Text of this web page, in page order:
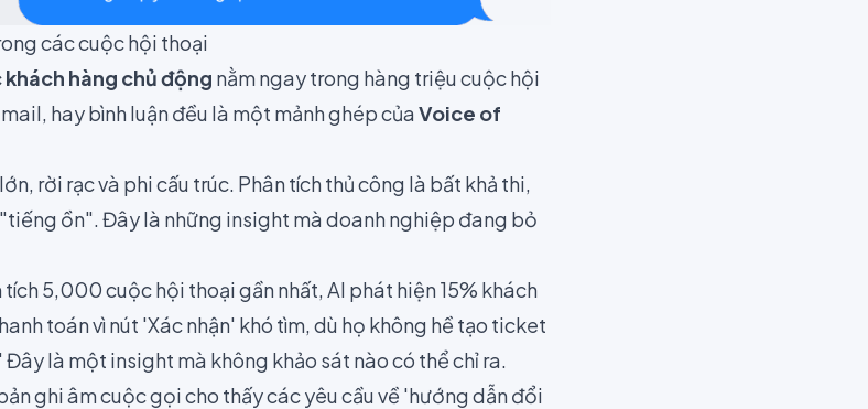
các cuộc hội thoại
khách hàng chủ động nằm ngay trong hàng triệu cuộc hội
hay bình luận đều là một mảnh ghép củaVoice of
rời rạc và phi cấu trúc. Phân tích thủ công là bất khả thi,
ồn". Đây là những insight mà doanh nghiệp đang bỏ
5,000 cuộc hội thoại gần nhất, AI phát hiện 15% khách
toán vì nút 'Xác nhận' khó tìm, dù họ không hề tạo ticket
Đây là một insight mà không khảo sát nào có thể chỉ ra.
ghi âm cuộc gọi cho thấy các yêu cầu về 'hướng dẫn đổi